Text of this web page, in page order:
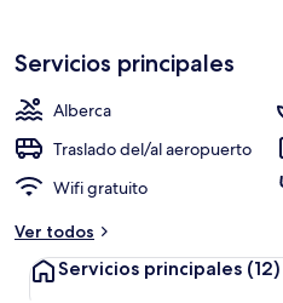
Servicios principales
Alberca
Traslado del/al aeropuerto
Wifi gratuito
Ver todos
Servicios principales (12)